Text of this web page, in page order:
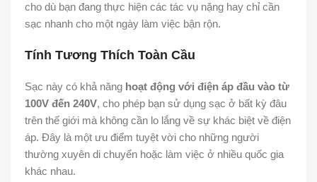
cho dù bạn đang thực hiện các tác vụ nặng hay chỉ cần
sạc nhanh cho một ngày làm việc bận rộn.
Tính Tương Thích Toàn Cầu
Sạc này có khả năng hoạt động với điện áp đầu vào từ
100V đến 240V, cho phép bạn sử dụng sạc ở bất kỳ đâu
trên thế giới mà không cần lo lắng về sự khác biệt về điện
áp. Đây là một ưu điểm tuyệt vời cho những người
thường xuyên di chuyển hoặc làm việc ở nhiều quốc gia
khác nhau.